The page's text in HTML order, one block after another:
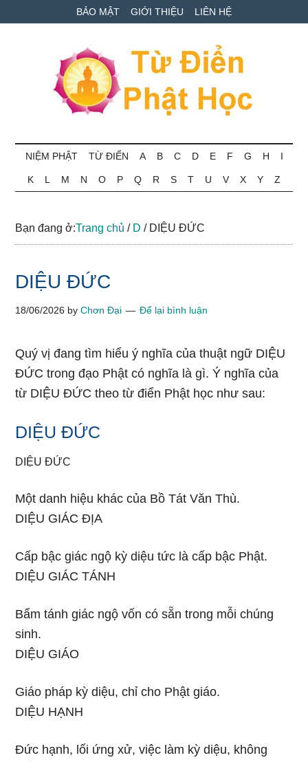
to
to
qua
BẢO MẬT GIỚI THIỆU LIÊN HỆ
Từ
điển
Phật
học
ngữ
NIỆM PHẬT TỪ ĐIỂN A B C D E F G H I
K L M N O P Q R S T U V X Y Z
Bạn đang ở:Trang chủ / D /DIỆU ĐỨC
DIỆU ĐỨC
18/06/2026 byChơn Đại Để lại bình luận
Quý vị đang tìm hiểu ý nghĩa của thuật ngữ DIỆU
ĐỨC trong đạo Phật có nghĩa là gì. Ý nghĩa của
từ DIỆU ĐỨC theo từ điển Phật học như sau:
DIỆU ĐỨC
DIỆU ĐỨC
Một danh hiệu khác của Bồ Tát Văn Thù.
DIỆU GIÁC ĐỊA
Cấp bậc giác ngộ kỳ diệu tức là cấp bậc Phật.
DIỆU GIÁC TÁNH
Bẩm tánh giác ngộ vốn có sẵn trong mỗi chúng
sinh.
DIỆU GIÁO
Giáo pháp kỳ diệu, chỉ cho Phật giáo.
DIỆU HẠNH
Đức hạnh, lối ứng xử, việc làm kỳ diệu, không